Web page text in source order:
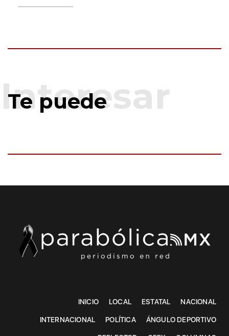
Te puede
INICIO LOCAL ESTATAL NACIONAL
INTERNACIONAL POLÍTICA ÁNGULO DEPORTIVO